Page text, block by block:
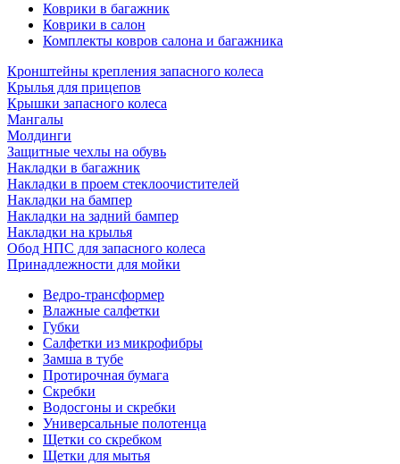
Коврики в багажник
Коврики в салон
Комплекты ковров салона и багажника
Кронштейны крепления запасного колеса
Крылья для прицепов
Крышки запасного колеса
Мангалы
Молдинги
Защитные чехлы на обувь
Накладки в багажник
Накладки в проем стеклоочистителей
Накладки на бампер
Накладки на задний бампер
Накладки на крылья
Обод НПС для запасного колеса
Принадлежности для мойки
Ведро-трансформер
Влажные салфетки
Губки
Салфетки из микрофибры
Замша в тубе
Протирочная бумага
Скребки
Водосгоны и скребки
Универсальные полотенца
Щетки со скребком
Щетки для мытья